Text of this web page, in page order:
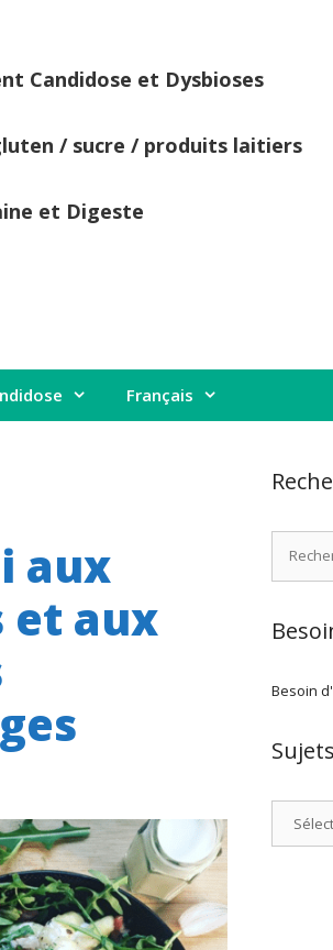
Candidose et Dysbioses
/ sucre / produits laitiers
et Digeste
Français
aux
et aux
Besoin
Sujets